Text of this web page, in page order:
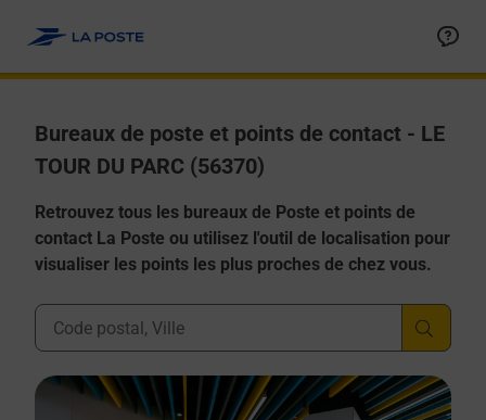
Bureaux de poste et points de contact - LE
TOUR DU PARC (56370)
Retrouvez tous les bureaux de Poste et points de
contact La Poste ou utilisez l'outil de localisation pour
visualiser les points les plus proches de chez vous.
Ville, Département, Code Postal